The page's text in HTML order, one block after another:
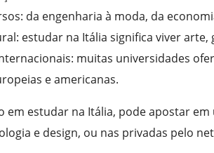
da engenharia à moda, da
estudar na Itália significa viver
muitas universidades
e americanas.
em estudar na Itália, pode apostar
e design, ou nas privadas pelo